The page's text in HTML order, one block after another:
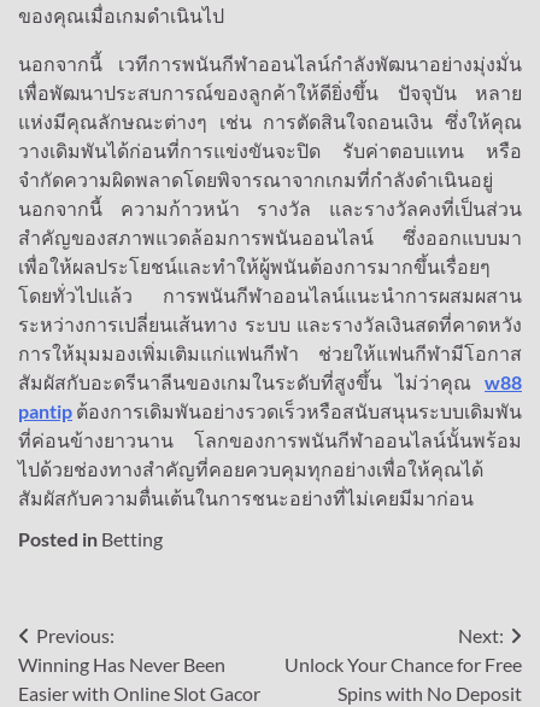
ของคุณเมื่อเกมดำเนินไป
นอกจากนี้ เวทีการพนันกีฬาออนไลน์กำลังพัฒนาอย่างมุ่งมั่น
เพื่อพัฒนาประสบการณ์ของลูกค้าให้ดียิ่งขึ้น ปัจจุบัน หลาย
แห่งมีคุณลักษณะต่างๆ เช่น การตัดสินใจถอนเงิน ซึ่งให้คุณ
วางเดิมพันได้ก่อนที่การแข่งขันจะปิด รับค่าตอบแทน หรือ
จำกัดความผิดพลาดโดยพิจารณาจากเกมที่กำลังดำเนินอยู่
นอกจากนี้ ความก้าวหน้า รางวัล และรางวัลคงที่เป็นส่วน
สำคัญของสภาพแวดล้อมการพนันออนไลน์ ซึ่งออกแบบมา
เพื่อให้ผลประโยชน์และทำให้ผู้พนันต้องการมากขึ้นเรื่อยๆ
โดยทั่วไปแล้ว การพนันกีฬาออนไลน์แนะนำการผสมผสาน
ระหว่างการเปลี่ยนเส้นทาง ระบบ และรางวัลเงินสดที่คาดหวัง
การให้มุมมองเพิ่มเติมแก่แฟนกีฬา ช่วยให้แฟนกีฬามีโอกาส
สัมผัสกับอะดรีนาลีนของเกมในระดับที่สูงขึ้น ไม่ว่าคุณ w88
pantip ต้องการเดิมพันอย่างรวดเร็วหรือสนับสนุนระบบเดิมพัน
ที่ค่อนข้างยาวนาน โลกของการพนันกีฬาออนไลน์นั้นพร้อม
ไปด้วยช่องทางสำคัญที่คอยควบคุมทุกอย่างเพื่อให้คุณได้
สัมผัสกับความตื่นเต้นในการชนะอย่างที่ไม่เคยมีมาก่อน
Posted in Betting
Post
navigation
Previous:
Winning Has Never Been
Easier with Online Slot Gacor
Next:
Unlock Your Chance for Free
Spins with No Deposit